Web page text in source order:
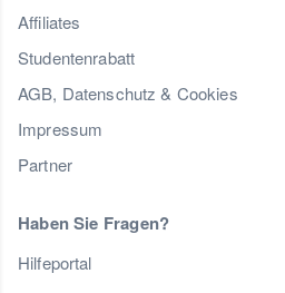
Affiliates
Studentenrabatt
AGB, Datenschutz & Cookies
Impressum
Partner
Haben Sie Fragen?
Hilfeportal